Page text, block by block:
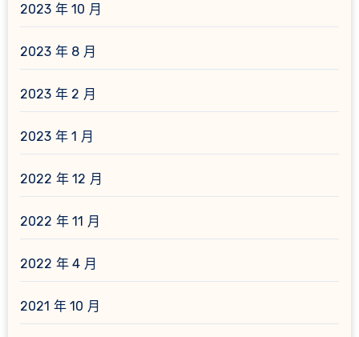
2023 年 10 月
2023 年 8 月
2023 年 2 月
2023 年 1 月
2022 年 12 月
2022 年 11 月
2022 年 4 月
2021 年 10 月